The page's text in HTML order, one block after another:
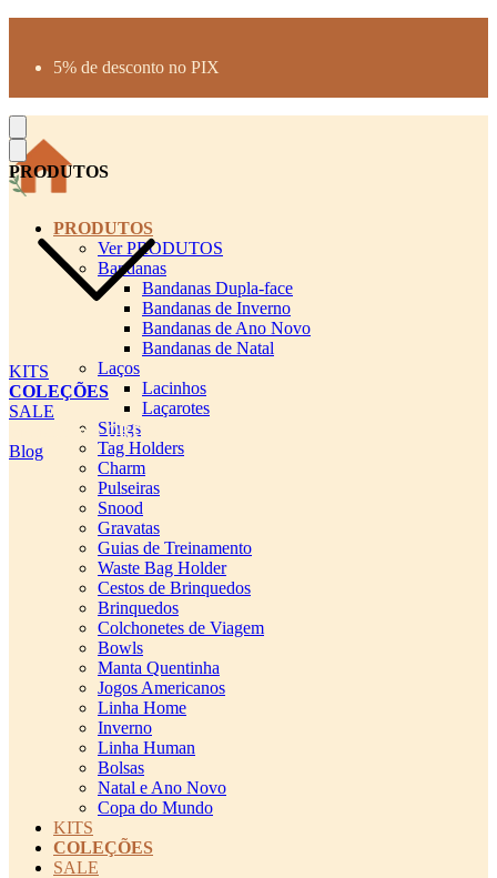
5% de desconto no PIX
PRODUTOS
KITS
COLEÇÕES
SALE
cadastro pet QRCODE
Blog
PRODUTOS
Ver PRODUTOS
Bandanas
Bandanas Dupla-face
Bandanas de Inverno
Bandanas de Ano Novo
Bandanas de Natal
Laços
Lacinhos
Laçarotes
Slings
Tag Holders
Charm
Pulseiras
Snood
Gravatas
Guias de Treinamento
Waste Bag Holder
Cestos de Brinquedos
Brinquedos
Colchonetes de Viagem
Bowls
Manta Quentinha
Jogos Americanos
Linha Home
Inverno
Linha Human
Bolsas
Natal e Ano Novo
Copa do Mundo
KITS
COLEÇÕES
SALE